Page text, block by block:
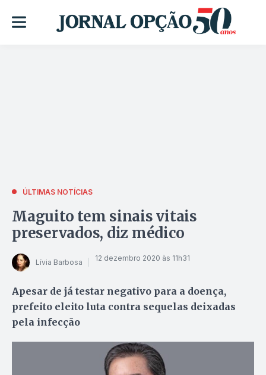
ÚLTIMAS NOTÍCIAS
Maguito tem sinais vitais
preservados, diz médico
Lívia Barbosa 12 dezembro 2020 às 11h31
Apesar de já testar negativo para a doença,
prefeito eleito luta contra sequelas deixadas
pela infecção